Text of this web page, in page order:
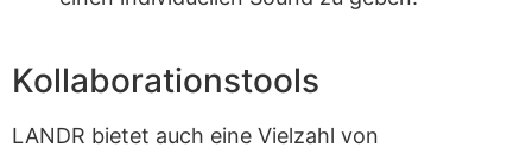
Kollaborationstools
LANDR bietet auch eine Vielzahl von